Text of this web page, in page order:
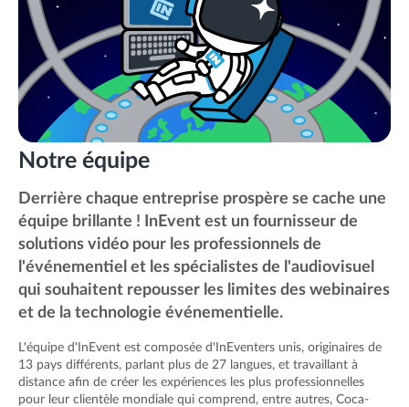
Notre équipe
Derrière chaque entreprise prospère se cache une
équipe brillante ! InEvent est un fournisseur de
solutions vidéo pour les professionnels de
l'événementiel et les spécialistes de l'audiovisuel
qui souhaitent repousser les limites des webinaires
et de la technologie événementielle.
L'équipe d'InEvent est composée d'InEventers unis, originaires de
13 pays différents, parlant plus de 27 langues, et travaillant à
distance afin de créer les expériences les plus professionnelles
pour leur clientèle mondiale qui comprend, entre autres, Coca-